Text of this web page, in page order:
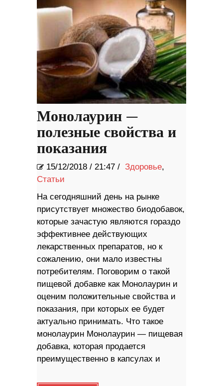
Монолаурин —
полезные свойства и
показания
15/12/2018 / 21:47 / Здоровье,
Статьи
На сегодняшний день на рынке
присутствует множество биодобавок,
которые зачастую являются гораздо
эффективнее действующих
лекарственных препаратов, но к
сожалению, они мало известны
потребителям. Поговорим о такой
пищевой добавке как Монолаурин и
оценим положительные свойства и
показания, при которых ее будет
актуально принимать. Что такое
монолаурин Монолаурин — пищевая
добавка, которая продается
преимущественно в капсулах и